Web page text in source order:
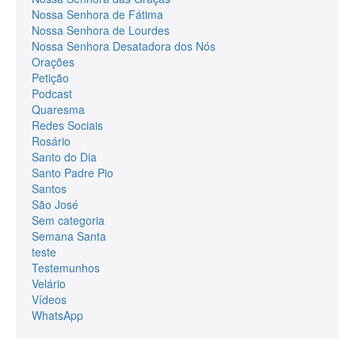
Nossa Senhora de Fátima
Nossa Senhora de Lourdes
Nossa Senhora Desatadora dos Nós
Orações
Petição
Podcast
Quaresma
Redes Sociais
Rosário
Santo do Dia
Santo Padre Pio
Santos
São José
Sem categoria
Semana Santa
teste
Testemunhos
Velário
Vídeos
WhatsApp